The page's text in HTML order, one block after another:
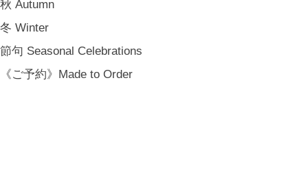
秋 Autumn
冬 Winter
節句 Seasonal Celebrations
《ご予約》Made to Order